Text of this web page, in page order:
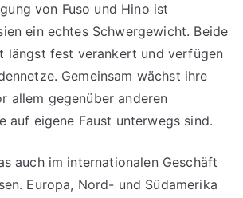
von Fuso und Hino ist
ein echtes Schwergewicht. Beide
längst fest verankert und verfügen
Gemeinsam wächst ihre
allem gegenüber anderen
auf eigene Faust unterwegs sind.
auch im internationalen Geschäft
Europa, Nord- und Südamerika